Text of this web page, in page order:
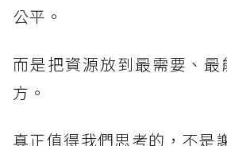
公平。
而是把資源放到最需要、
方。
真正值得我們思考的，不是